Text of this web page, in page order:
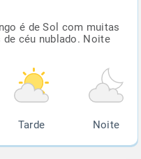
é de Sol com muitas
de céu nublado. Noite
Tarde Noite